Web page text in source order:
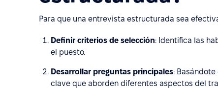
Para que una entrevista estructurada sea
Definir criterios de selección: Identifica las
el puesto.
Desarrollar preguntas principales:
clave que aborden diferentes aspectos del